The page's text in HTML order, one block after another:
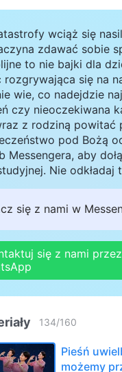
wciąż się
zdawać sobie
to nie bajki dla
się na
wie, co nadejdzie
czy nieoczekiwana
z rodziną powitać
pod Bożą
Messengera, aby
Nie odkładaj
się z nami w
się z nami przez
134/160
Pieśń
możemy